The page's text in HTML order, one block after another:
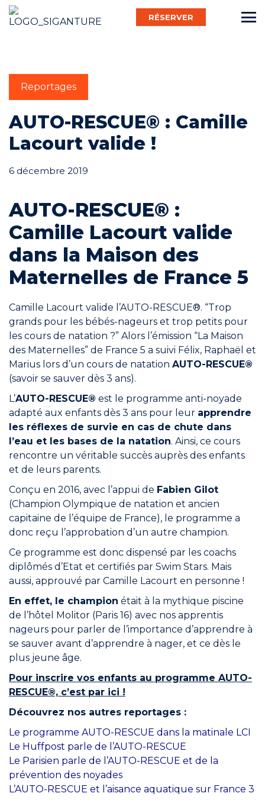
RÉSERVER
Français
Bébé Nageur
Adulte
Activ’
RÉSERVER
Mon compte
Blog
Rejoindre le réseau
Aide
Shop
Reportages
AUTO-RESCUE® : Camille
Lacourt valide !
6 décembre 2019
AUTO-RESCUE® :
Camille Lacourt valide
dans la Maison des
Maternelles de France 5
Camille Lacourt valide l’AUTO-RESCUE®. “Trop
grands pour les bébés-nageurs et trop petits pour
les cours de natation ?” Alors l’émission “La Maison
des Maternelles” de France 5 a suivi Félix, Raphaël et
Marius lors d’un cours de natation AUTO-RESCUE®
(savoir se sauver dès 3 ans).
L’AUTO-RESCUE® est le programme anti-noyade
adapté aux enfants dès 3 ans pour leur apprendre
les réflexes de survie en cas de chute dans
l’eau et les bases de la natation. Ainsi, ce cours
rencontre un véritable succès auprès des enfants
et de leurs parents.
Conçu en 2016, avec l’appui de Fabien Gilot
(Champion Olympique de natation et ancien
capitaine de l’équipe de France), le programme a
donc reçu l’approbation d’un autre champion.
Ce programme est donc dispensé par les coachs
diplômés d’Etat et certifiés par Swim Stars. Mais
aussi, approuvé par Camille Lacourt en personne !
En effet, le champion était à la mythique piscine
de l’hôtel Molitor (Paris 16) avec nos apprentis
nageurs pour parler de l’importance d’apprendre à
se sauver avant d’apprendre à nager, et ce dès le
plus jeune âge.
Pour inscrire vos enfants au programme AUTO-
RESCUE®, c’est par ici !
Découvrez nos autres reportages :
Le programme AUTO-RESCUE dans la matinale LCI
Le Huffpost parle de l’AUTO-RESCUE
Le Parisien parle de l’AUTO-RESCUE et de la
prévention des noyades
L’AUTO-RESCUE et l’aisance aquatique sur France 3